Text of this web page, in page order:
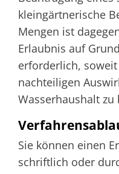
kleingärtnerische
Mengen ist
Erlaubnis auf
erforderlich,
nachteiligen
Wasserhaushalt
Sie können einen
schriftlich oder